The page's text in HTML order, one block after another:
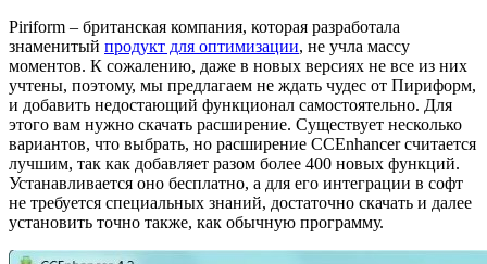
Piriform – британская компания, которая разработала
знаменитый продукт для оптимизации, не учла массу
моментов. К сожалению, даже в новых версиях не все из них
учтены, поэтому, мы предлагаем не ждать чудес от Пириформ,
и добавить недостающий функционал самостоятельно. Для
этого вам нужно скачать расширение. Существует несколько
вариантов, что выбрать, но расширение CCEnhancer считается
лучшим, так как добавляет разом более 400 новых функций.
Устанавливается оно бесплатно, а для его интеграции в софт
не требуется специальных знаний, достаточно скачать и далее
установить точно также, как обычную программу.